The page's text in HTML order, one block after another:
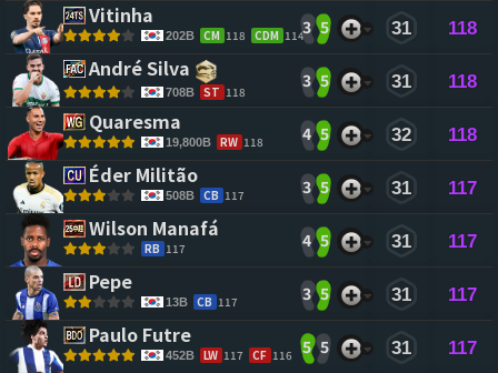
Vitinha
202B CM 118 CDM 1143 5 31 118
André Silva
708B ST 118
3 5 31 118
Quaresma
19,800B RW 118 4 5 32 118
Éder Militão
508B CB 117 3 5 31 117
Wilson Manafá
RB 117 4 5 31 117
Pepe
13B CB 117 3 5 31 117
Paulo Futre
452B LW 117 CF 116 5 5 31 117